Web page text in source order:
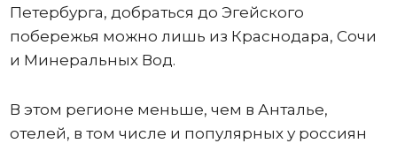
Петербурга, добраться до Эгейского
побережья можно лишь из Краснодара, Сочи
и Минеральных Вод.
В этом регионе меньше, чем в Анталье,
отелей, в том числе и популярных у россиян